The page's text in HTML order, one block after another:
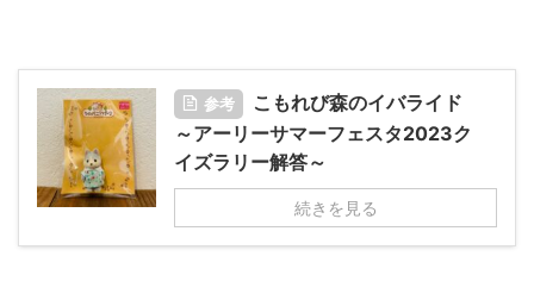
参考
こもれび森のイバライド
～アーリーサマーフェスタ2023ク
イズラリー解答～
続きを見る